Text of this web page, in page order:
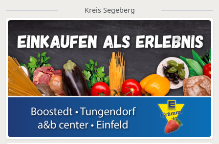
Kreis Segeberg